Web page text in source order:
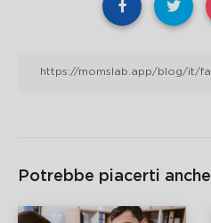
Potrebbe piacerti anche